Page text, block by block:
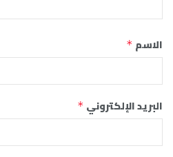
الاسم *
البريد الإلكتروني *